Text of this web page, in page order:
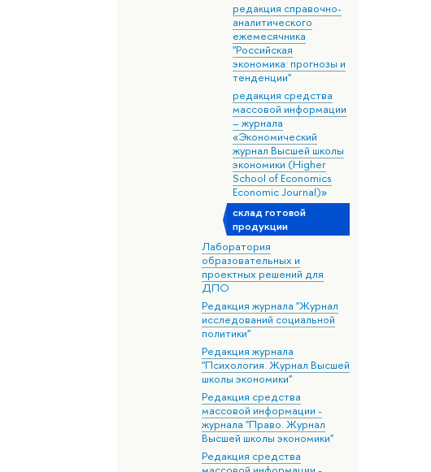
редакция справочно-
аналитического
ежемесячника
"Российская
экономика: прогнозы и
тенденции"
редакция средства
массовой информации
– журнала
«Экономический
журнал Высшей школы
экономики (Higher
School of Economics
Economic Journal)»
склад готовой
продукции
Лаборатория
образовательных и
проектных решений для
ДПО
Редакция журнала "Журнал
исследований социальной
политики"
Редакция журнала
"Психология. Журнал Высшей
школы экономики"
Редакция средства
массовой информации -
журнала "Право. Журнал
Высшей школы экономики"
Редакция средства